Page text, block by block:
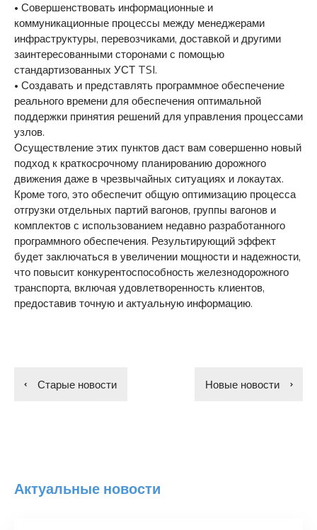
• Совершенствовать информационные и
коммуникационные процессы между менеджерами
инфраструктуры, перевозчиками, доставкой и другими
заинтересованными сторонами с помощью
стандартизованных УСТ TSI.
• Создавать и представлять программное обеспечение
реального времени для обеспечения оптимальной
поддержки принятия решений для управления процессами
узлов.
Осуществление этих пунктов даст вам совершенно новый
подход к краткосрочному планированию дорожного
движения даже в чрезвычайных ситуациях и локаутах.
Кроме того, это обеспечит общую оптимизацию процесса
отгрузки отдельных партий вагонов, группы вагонов и
комплектов с использованием недавно разработанного
программного обеспечения. Результирующий эффект
будет заключаться в увеличении мощности и надежности,
что повысит конкурентоспособность железнодорожного
транспорта, включая удовлетворенность клиентов,
предоставив точную и актуальную информацию.
Старые новости Новые новости
Актуальные новости